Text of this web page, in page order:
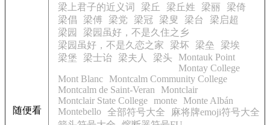
随便看
梁上君子的近义词
梁丘 梁丘姓 梁丽
梁倚
梁倡
梁傅 梁党 梁冠 梁叟 梁台
梁启超
梁园
梁园虽好，不是久住之乡
梁园虽好，不是久恋之家
梁坏 梁垒
梁埃
梁堡
梁士诒 梁夫人 梁头
Montauk Point
Montay College
Mont Blanc
Montcalm Community College
Montcalm de Saint-Veran
Montclair
Montclair State College monte
Monte Albán
Montebello 全部符号大全
麻将牌emoji符号大全